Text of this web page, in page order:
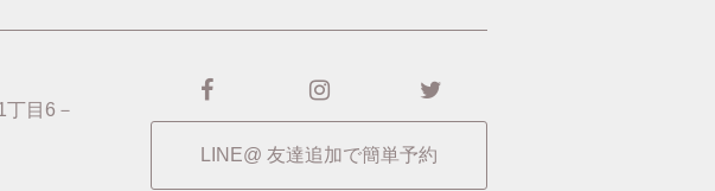
目6－
LINE@ 友達追加で簡単予約